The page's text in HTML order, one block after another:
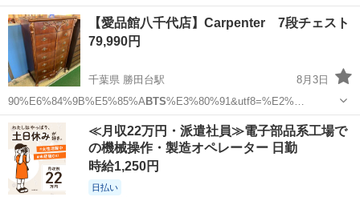
愛知 半田市 おもちゃ BTS
【愛品館八千代店】Carpenter 7段チェスト
79,990円
千葉県 勝田台駅
8月3日
90%E6%84%9B%E5%85%ABTS%E3%80%91&utf8=%E2%…
千葉 八千代市 勝田台駅 収納家具 商品
≪月収22万円・派遣社員≫電子部品系工場で
の機械操作・製造オペレーター 日勤
時給1,250円
日払い